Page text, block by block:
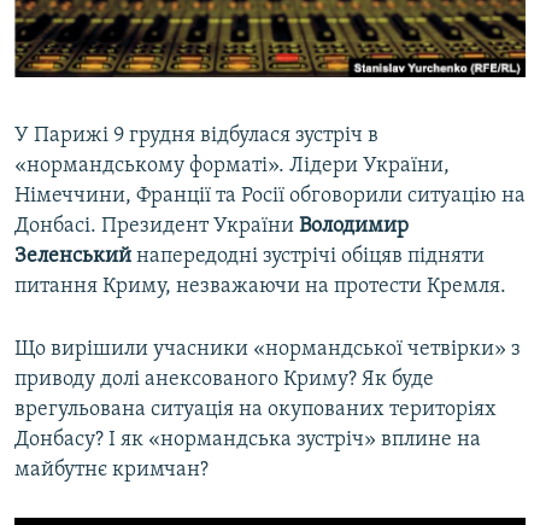
ВІДЕОУРОКИ «ELIFBE»
СВІДЧЕННЯ ОКУПАЦІЇ
ІНФОГРАФІКА
Русский
Qırımtatar
ДОЛУЧАЙСЯ!
Усі сайти RFE/RL
У Парижі 9 грудня відбулася зустріч в
«нормандському форматі». Лідери України,
Німеччини, Франції та Росії обговорили ситуацію на
Донбасі. Президент України Володимир
Зеленський напередодні зустрічі обіцяв підняти
питання Криму, незважаючи на протести Кремля.
Що вирішили учасники «нормандської четвірки» з
приводу долі анексованого Криму? Як буде
врегульована ситуація на окупованих територіях
Донбасу? І як «нормандська зустріч» вплине на
майбутнє кримчан?